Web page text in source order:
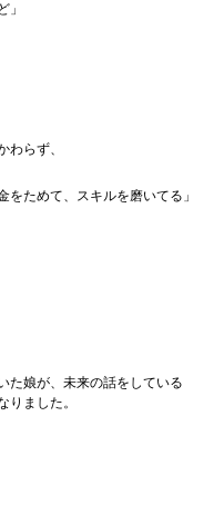
」
わらず、
をためて、スキルを磨いてる」
た娘が、未来の話をしている
ました。